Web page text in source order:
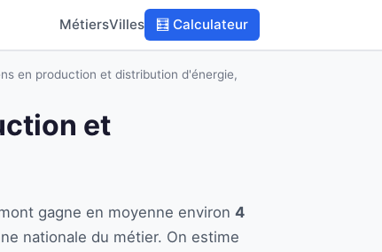
MétiersVilles 🧮 Calculateur
en production et distribution d'énergie,
et
gagne en moyenne environ 4
nationale du métier. On estime